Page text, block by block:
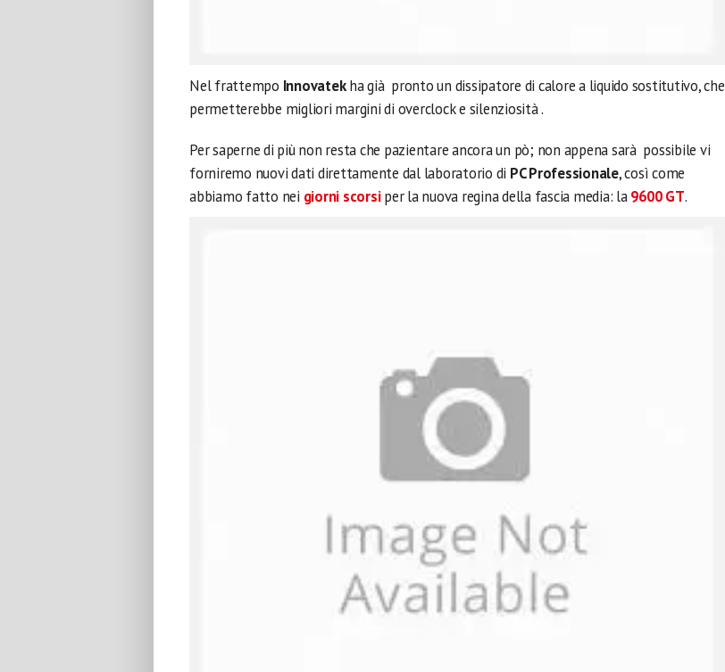
Nel frattempo Innovatekha già pronto un dissipatore di calore a liquido sostitutivo, che
permetterebbe migliori margini di overclock e silenziosità .
Per saperne di più non resta che pazientare ancora un pò; non appena sarà possibile vi
forniremo nuovi dati direttamente dal laboratorio di PC Professionale, così come
abbiamo fatto nei giorni scorsiper la nuova regina della fascia media: la9600 GT.